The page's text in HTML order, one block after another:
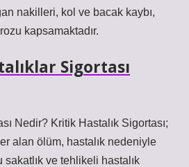
nakilleri, kol ve bacak kaybı,
kapsamaktadır.
Sigortası
Nedir? Kritik Hastalık Sigortası;
alan ölüm, hastalık nedeniyle
sakatlık ve tehlikeli hastalık